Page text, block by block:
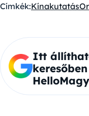
Címkék:Kínakutatás
Itt